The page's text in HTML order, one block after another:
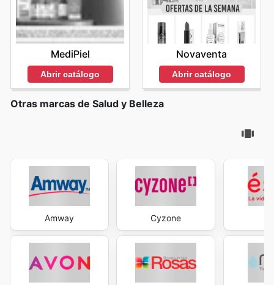
MediPiel
Abrir catálogo
Novaventa
Abrir catálogo
Otras marcas de Salud y Belleza
Amway Cyzone